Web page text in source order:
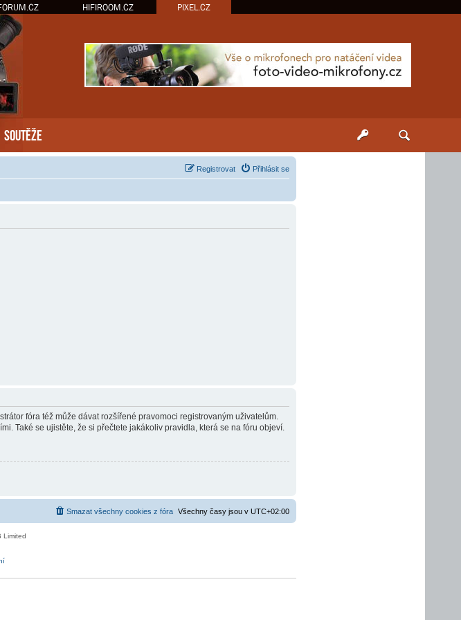
HIFIROOM.CZ PIXEL.CZ
SOUTĚŽE
Přihlásit se
Registrovat
fóra též může dávat rozšířené pravomoci registrovaným uživatelům.
Také se ujistěte, že si přečtete jakákoliv pravidla, která se na fóru objeví.
Všechny časy jsou v UTC+02:00
Smazat všechny cookies z fóra
Limited